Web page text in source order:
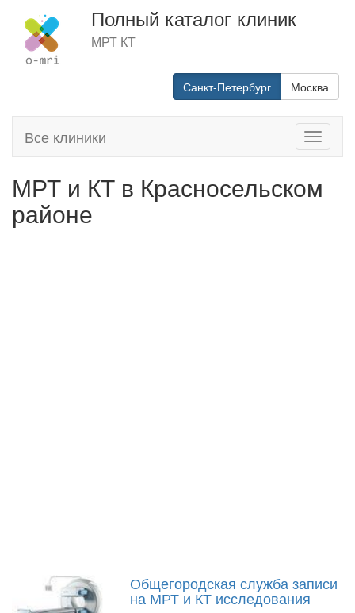
Полный каталог клиник
МРТ КТ
Санкт-Петербург Москва
Toggle
Все клиники
МРТ и КТ в Красносельском
районе
Общегородская служба записи
на МРТ и КТ исследования